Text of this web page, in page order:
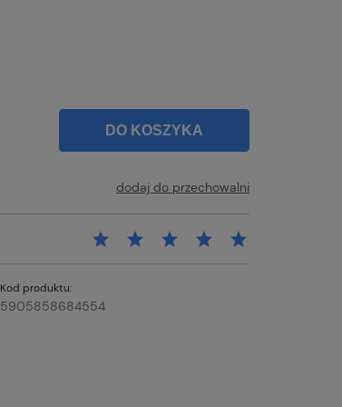
DO KOSZYKA
dodaj do przechowalni
Kod produktu:
5905858684554